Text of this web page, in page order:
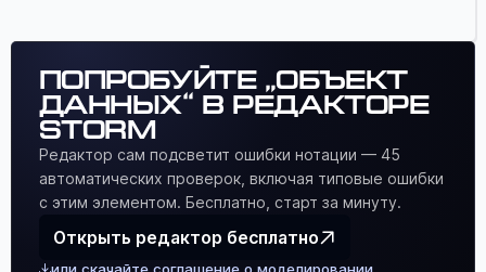
Попробуйте „Объект
данных“ в редакторе
Storm
Редактор сам подсветит ошибки нотации — 45
автоматических проверок, включая типовые ошибки
с этим элементом. Бесплатно, старт за минуту.
Открыть редактор бесплатно